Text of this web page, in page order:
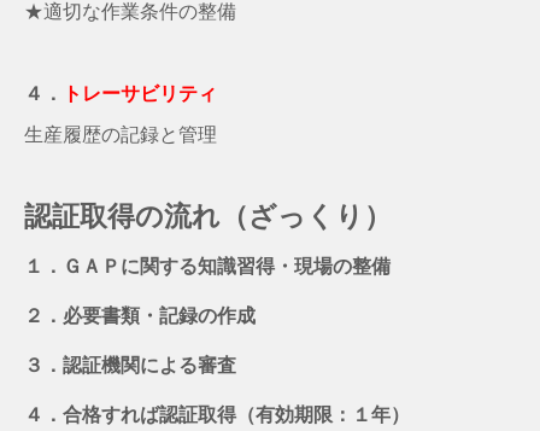
★適切な作業条件の整備
４．
トレーサビリティ
生産履歴の記録と管理
認証取得の流れ（ざっくり）
１．ＧＡＰに関する知識習得・現場の整備
２．必要書類・記録の作成
３．認証機関による審査
４．合格すれば認証取得（有効期限：１年）